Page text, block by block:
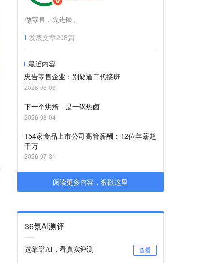
做零售，先进圈。
发表文章208篇
最近内容
忠告零售企业：别硬逼二代接班
2026-08-06
下一个烘焙，是一锅热卤
2026-08-04
154家食品上市公司高管薪酬：12位年薪超
千万
2026-07-31
阅读更多内容，狠戳这里
36氪AI测评
选靠谱AI，看真实评测 查看